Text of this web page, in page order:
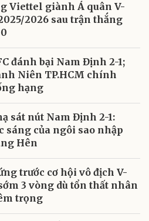
Viettel giành Á quân V-
2026 sau trận thắng
đánh bại Nam Định 2-1;
Niên TP.HCM chính
hạng
sát nút Nam Định 2-1:
sáng của ngôi sao nhập
Hên
trước cơ hội vô địch V-
3 vòng dù tổn thất nhân
trọng